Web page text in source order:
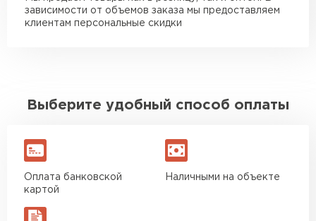
зависимости от объемов заказа мы предоставляем
клиентам персональные скидки
Выберите удобный способ оплаты
Оплата банковской
картой
Наличными на объекте